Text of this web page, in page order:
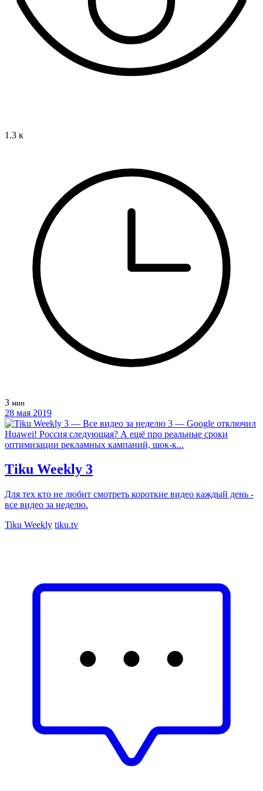
1.3 к
3 мин
28 мая 2019
Tiku Weekly 3
Для тех кто не любит смотреть короткие видео каждый день -
все видео за неделю.
Tiku Weekly tiku.tv